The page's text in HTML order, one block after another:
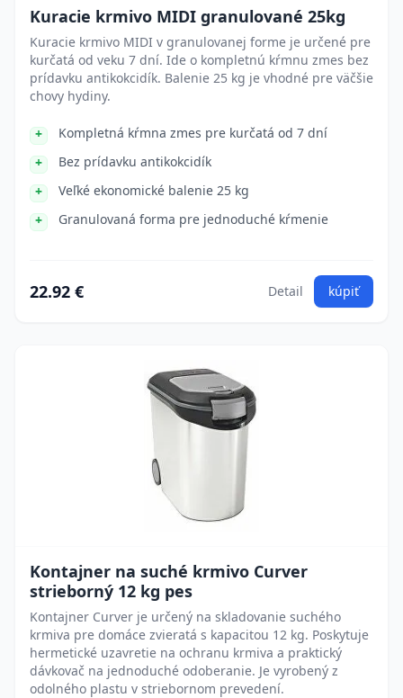
Kuracie krmivo MIDI granulované 25kg
Kuracie krmivo MIDI v granulovanej forme je určené pre
kurčatá od veku 7 dní. Ide o kompletnú kŕmnu zmes bez
prídavku antikokcidík. Balenie 25 kg je vhodné pre väčšie
chovy hydiny.
Kompletná kŕmna zmes pre kurčatá od 7 dní
Bez prídavku antikokcidík
Veľké ekonomické balenie 25 kg
Granulovaná forma pre jednoduché kŕmenie
22.92 € Detail kúpiť
Kontajner na suché krmivo Curver
strieborný 12 kg pes
Kontajner Curver je určený na skladovanie suchého
krmiva pre domáce zvieratá s kapacitou 12 kg. Poskytuje
hermetické uzavretie na ochranu krmiva a praktický
dávkovač na jednoduché odoberanie. Je vyrobený z
odolného plastu v striebornom prevedení.